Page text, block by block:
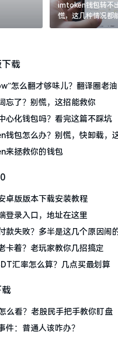
imtoken钱包转不
慌，这几种情况都
载
怎么翻才够味儿？翻译圈老油
忘了？别慌，这招能救你
心化钱包吗？看完这篇不踩坑
包怎么办？别慌，快卸载，这
来拯救你的钱包
卓版版本下载安装教程
登录入口，地址在这里
款失败？多半是这几个原因闹
卡着？老玩家教你几招搞定
汇率怎么算？几点买最划算
么看？老股民手把手教你盯盘
：普通人该咋办？